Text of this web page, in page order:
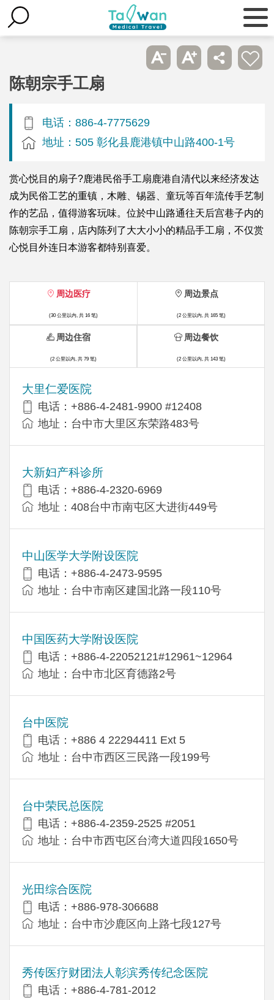
陈朝宗手工扇
电话：886-4-7775629
地址：505 彰化县鹿港镇中山路400-1号
赏心悦目的扇子?鹿港民俗手工扇鹿港自清代以来经济发达
成为民俗工艺的重镇，木雕、锡器、童玩等百年流传手艺制
作的艺品，值得游客玩味。位於中山路通往天后宫巷子内的
陈朝宗手工扇，店内陈列了大大小小的精品手工扇，不仅赏
心悦目外连日本游客都特别喜爱。
周边医疗
(30 公里以内, 共 16 笔)
大里仁爱医院
电话：+886-4-2481-9900 #12408
地址：台中市大里区东荣路483号
大新妇产科诊所
电话：+886-4-2320-6969
地址：408台中市南屯区大进街449号
中山医学大学附设医院
电话：+886-4-2473-9595
地址：台中市南区建国北路一段110号
中国医药大学附设医院
电话：+886-4-22052121#12961~12964
地址：台中市北区育德路2号
台中医院
电话：+886 4 22294411 Ext 5
地址：台中市西区三民路一段199号
台中荣民总医院
电话：+886-4-2359-2525 #2051
地址：台中市西屯区台湾大道四段1650号
光田综合医院
电话：+886-978-306688
地址：台中市沙鹿区向上路七段127号
秀传医疗财团法人彰滨秀传纪念医院
电话：+886-4-781-2012
周边景点
(2 公里以内, 共 165 笔)
周边住宿
(2 公里以内, 共 79 笔)
周边餐饮
(2 公里以内, 共 143 笔)